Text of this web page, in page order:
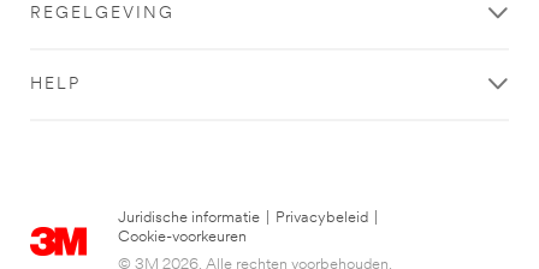
REGELGEVING
HELP
Juridische informatie Privacybeleid
Cookie-voorkeuren
© 3M 2026. Alle rechten voorbehouden.